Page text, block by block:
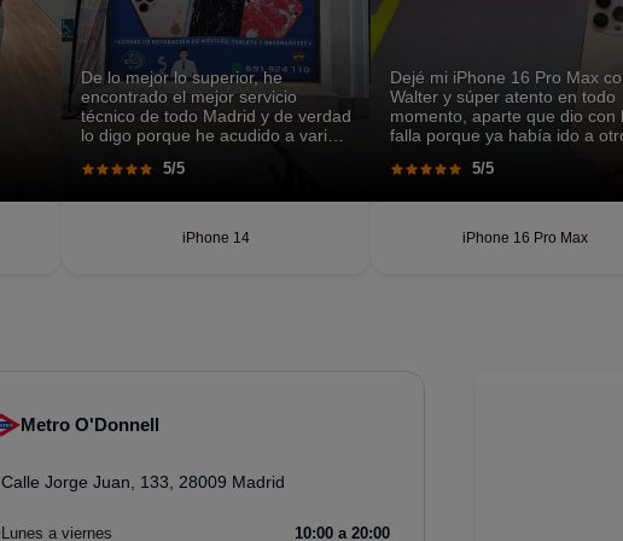
De lo mejor lo superior, he
encontrado el mejor servicio
técnico de todo Madrid y de verdad
lo digo porque he acudido a varios
solución a mi problema.
5/5
iPhone 14
Dejé mi iPhone 16 Pro Max
Walter y súper atento en todo
momento, aparte que dio con
falla porque ya había ido a
rápido, lo recomiendo.
5/5
iPhone 16 Pro Max
Metro O'Donnell
Calle Jorge Juan, 133, 28009 Madrid
Lunes a viernes 10:00 a 20:00